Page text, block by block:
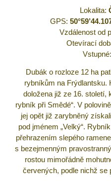
Lokalita:
GPS:
Vzdálenost od
Otevírací
Vstupné:
Dubák o rozloze 12 ha
rybníkům na Frýdlantsku.
doložena již ze 16. století,
rybník při Smědé“. V
jej opět již zarybněný
pod jménem „Velký“.
přehrazením slepého
s bezejmenným
rostou mimořádně
červených, podle nichž se